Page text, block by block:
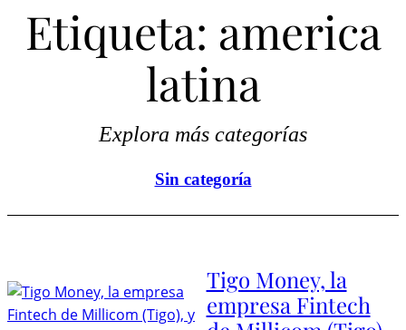
Etiqueta: america
latina
Explora más categorías
Sin categoría
Tigo Money, la
empresa Fintech